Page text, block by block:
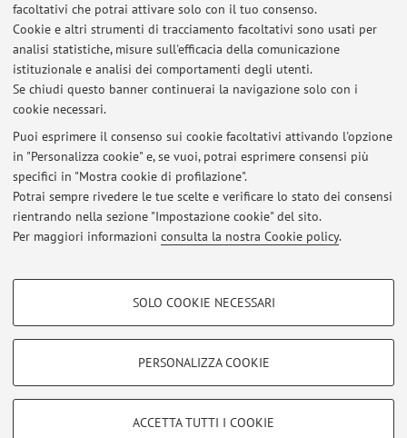
facoltativi che potrai attivare solo con il tuo consenso.
Cookie e altri strumenti di tracciamento facoltativi sono usati per
analisi statistiche, misure sull'efficacia della comunicazione
istituzionale e analisi dei comportamenti degli utenti.
Se chiudi questo banner continuerai la navigazione solo con i
cookie necessari.
Puoi esprimere il consenso sui cookie facoltativi attivando l'opzione
in "Personalizza cookie" e, se vuoi, potrai esprimere consensi più
specifici in "Mostra cookie di profilazione".
Potrai sempre rivedere le tue scelte e verificare lo stato dei consensi
rientrando nella sezione "Impostazione cookie" del sito.
Per maggiori informazioni consulta la nostra Cookie policy.
COOKIE DI PROFILAZIONE - FACOLTATIVI
COOKIE TECNICI - NECESSARI
SOLO COOKIE NECESSARI
PERSONALIZZA COOKIE
ACCETTA TUTTI I COOKIE
Dipartimento di Ingegneria dell'Energia Elettrica e
dell'Informazione "Guglielmo Marconi"
Viale del Risorgimento 2, Bologna -
Vai alla mappa
Ultimi avvisi
Al momento non sono presenti avvisi.
Area riservata
Accedi tramiteloginper gestire tutti i contenuti del sito.
Zamboni, 33 - 40126 Bologna - Partita IVA: 01131710376